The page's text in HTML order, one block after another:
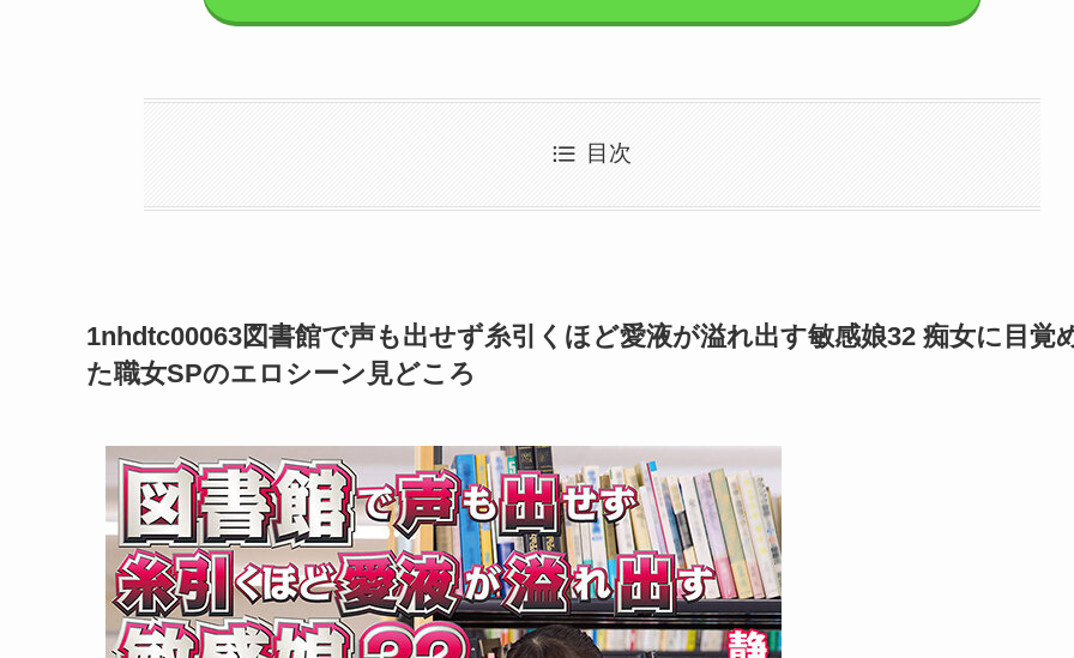
目次
1nhdtc00063図書館で声も出せず糸引くほど愛液が溢れ出す敏感娘32 痴女に目覚
た職女SPのエロシーン見どころ